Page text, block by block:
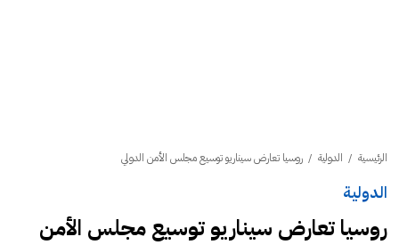
الرئيسية / الدولية / روسيا تعارض سيناريو توسيع مجلس الأمن الدولي
الدولية
روسيا تعارض سيناريو توسيع مجلس الأمن